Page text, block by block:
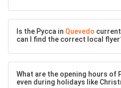
Is the Pycca in Quevedo
can I find the correct local
What are the opening hours of
even during holidays like